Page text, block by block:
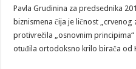
Pavla Grudinina za predsednika
biznismena čija je ličnost
protivrečila „osnovnim
otuđila ortodoksno krilo birača od